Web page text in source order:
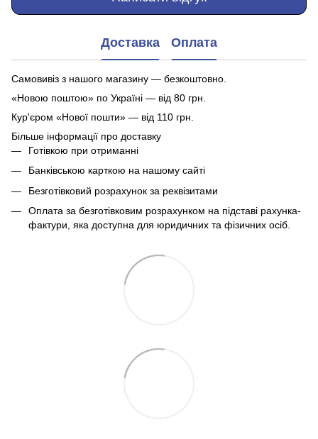
Доставка Оплата
Самовивіз з нашого магазину — безкоштовно.
«Новою поштою» по Україні — від 80 грн.
Кур'єром «Нової пошти» — від 110 грн.
Більше інформації про доставку
Готівкою при отриманні
Банківською карткою на нашому сайті
Безготівковий розрахунок за реквізитами
Оплата за безготівковим розрахунком на підставі рахунка-
фактури, яка доступна для юридичних та фізичних осіб.